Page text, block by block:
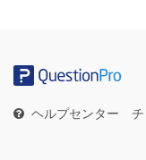
ー
ヘルプセンター チ